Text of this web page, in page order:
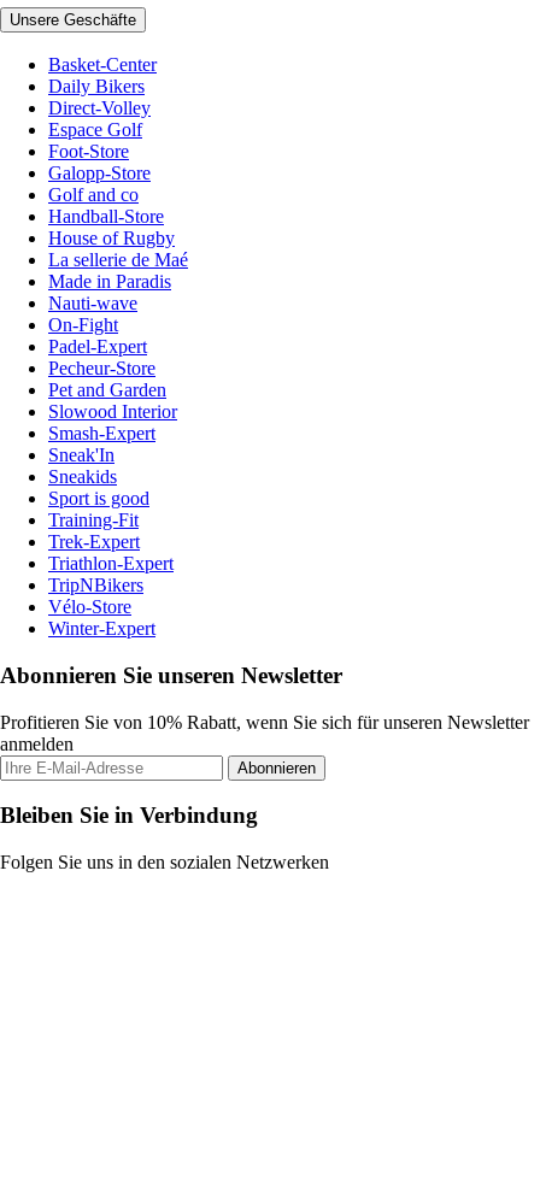
Unsere Geschäfte
Basket-Center
Daily Bikers
Direct-Volley
Espace Golf
Foot-Store
Galopp-Store
Golf and co
Handball-Store
House of Rugby
La sellerie de Maé
Made in Paradis
Nauti-wave
On-Fight
Padel-Expert
Pecheur-Store
Pet and Garden
Slowood Interior
Smash-Expert
Sneak'In
Sneakids
Sport is good
Training-Fit
Trek-Expert
Triathlon-Expert
TripNBikers
Vélo-Store
Winter-Expert
Abonnieren Sie unseren Newsletter
Profitieren Sie von 10% Rabatt, wenn Sie sich für unseren Newsletter
anmelden
Abonnieren
Bleiben Sie in Verbindung
Folgen Sie uns in den sozialen Netzwerken